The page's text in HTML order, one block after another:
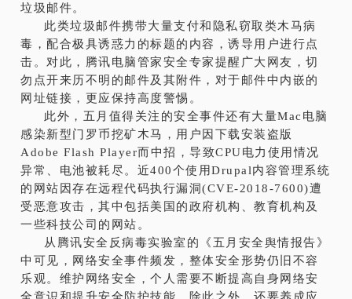
垃圾邮件。
此类垃圾邮件携带大量支付和隐私窃取类木马病
毒，配合极具诱惑力的标题的内容，诱导用户进行点
击。对此，腾讯电脑管家安全专家提醒广大网友，切
勿点开来历不明的邮件及其附件，对于邮件中内嵌的
网址链接，更应保持高度警惕。
此外，五月值得关注的安全事件还有大量Mac电脑
感染新型门罗币挖矿木马，用户因下载安装盗版
Adobe Flash Player而中招，导致CPU电力使用情况
异常、电池被耗尽。近400个使用Drupal内容管理系统
的网站因存在远程代码执行漏洞(CVE-2018-7600)遭
受恶意攻击，其中包括美国的政府机构、教育机构及
一些科技公司的网站。
从腾讯安全反病毒实验室的《五月安全舆情报告》
中可见，网络安全事件频发，整体安全形势仍旧不容
乐观。维护网络安全，个人需要不断提高自身网络安
全意识和提升安全防护技能。除此之外，还要养成应